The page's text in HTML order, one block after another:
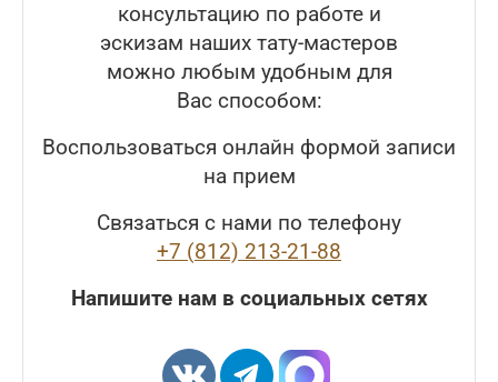
консультацию по работе и
эскизам наших тату-мастеров
можно любым удобным для
Вас способом:
Воспользоваться онлайн формой записи
на прием
Связаться с нами по телефону
+7 (812) 213-21-88
Напишите нам в социальных сетях